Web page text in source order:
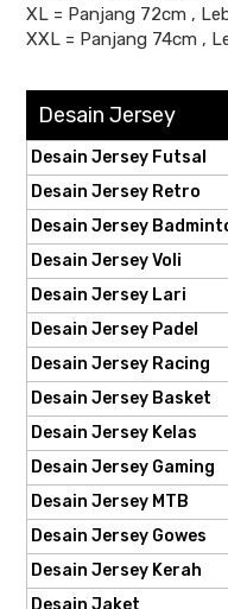
XL = Panjang 72cm ,
XXL = Panjang 74cm ,
Desain Jersey
Desain Jersey Futsal
Desain Jersey Retro
Desain Jersey
Desain Jersey Voli
Desain Jersey Lari
Desain Jersey Padel
Desain Jersey Racing
Desain Jersey Basket
Desain Jersey Kelas
Desain Jersey Gaming
Desain Jersey MTB
Desain Jersey Gowes
Desain Jersey Kerah
Desain Jaket